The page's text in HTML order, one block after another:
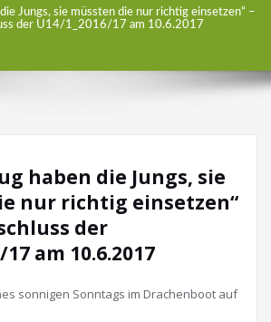
Jungs, sie müssten die nur richtig einsetzen“ –
der U14/1_2016/17 am 10.6.2017
haben die Jungs, sie
nur richtig einsetzen“
der
17 am 10.6.2017
sonnigen Sonntags im Drachenboot auf